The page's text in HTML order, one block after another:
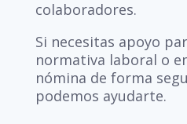
colaboradores.
Si necesitas apoyo
normativa laboral o
nómina de forma
podemos ayudarte.